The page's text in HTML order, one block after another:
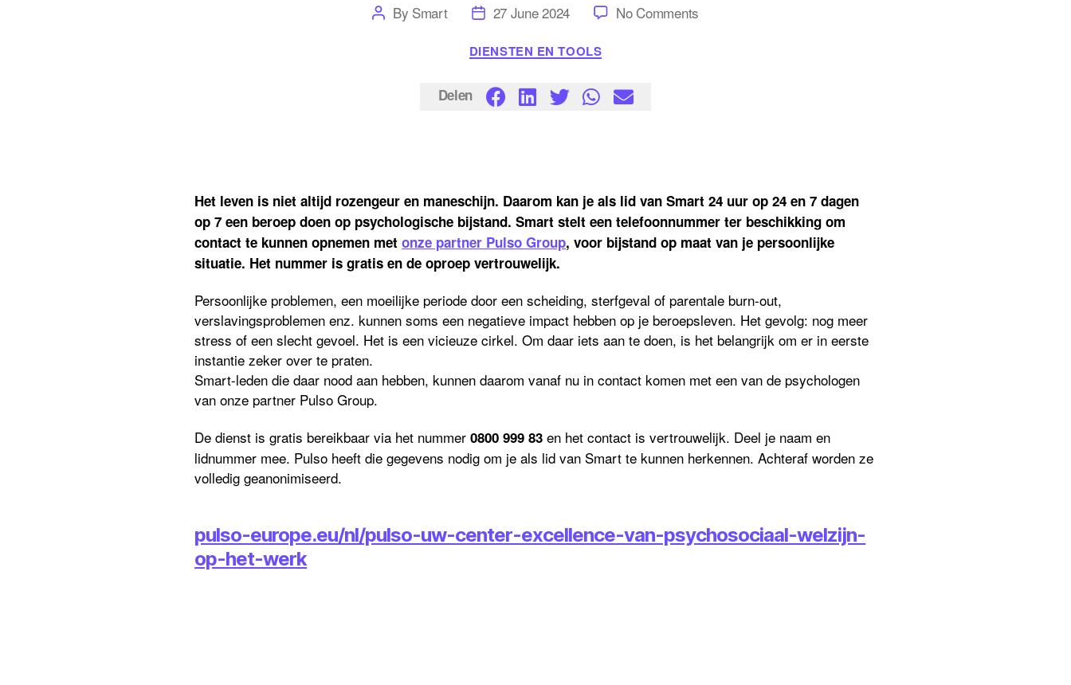
Post
author
By Smart Post
date
27 June 2024 No Comments
Categories
DIENSTEN EN TOOLS
Delen
Het leven is niet altijd rozengeur en maneschijn. Daarom kan je als lid van Smart 24 uur op 24 en 7 dagen
op 7 een beroep doen op psychologische bijstand. Smart stelt een telefoonnummer ter beschikking om
contact te kunnen opnemen metonze partner Pulso Group, voor bijstand op maat van je persoonlijke
situatie. Het nummer is gratis en de oproep vertrouwelijk.
Persoonlijke problemen, een moeilijke periode door een scheiding, sterfgeval of parentale burn-out,
verslavingsproblemen enz. kunnen soms een negatieve impact hebben op je beroepsleven. Het gevolg: nog meer
stress of een slecht gevoel. Het is een vicieuze cirkel. Om daar iets aan te doen, is het belangrijk om er in eerste
instantie zeker over te praten.
Smart-leden die daar nood aan hebben, kunnen daarom vanaf nu in contact komen met een van de psychologen
van onze partner Pulso Group.
De dienst is gratis bereikbaar via het nummer0800 999 83 en het contact is vertrouwelijk. Deel je naam en
lidnummer mee. Pulso heeft die gegevens nodig om je als lid van Smart te kunnen herkennen. Achteraf worden ze
volledig geanonimiseerd.
pulso-europe.eu/nl/pulso-uw-center-excellence-van-psychosociaal-welzijn-
op-het-werk